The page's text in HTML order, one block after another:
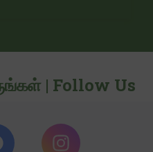
| Follow Us